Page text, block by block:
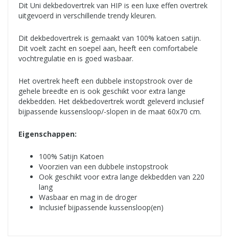
Dit Uni dekbedovertrek van HIP is een luxe effen overtrek
uitgevoerd in verschillende trendy kleuren.
Dit dekbedovertrek is gemaakt van 100% katoen satijn.
Dit voelt zacht en soepel aan, heeft een comfortabele
vochtregulatie en is goed wasbaar.
Het overtrek heeft een dubbele instopstrook over de
gehele breedte en is ook geschikt voor extra lange
dekbedden. Het dekbedovertrek wordt geleverd inclusief
bijpassende kussensloop/-slopen in de maat 60x70 cm.
Eigenschappen:
100% Satijn Katoen
Voorzien van een dubbele instopstrook
Ook geschikt voor extra lange dekbedden van 220
lang
Wasbaar en mag in de droger
Inclusief bijpassende kussensloop(en)